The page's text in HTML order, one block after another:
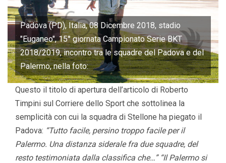
Padova (PD), Italia, 08 Dicembre 2018, stadio
"Euganeo", 15° giornata Campionato Serie BKT
2018/2019, incontro tra le squadre del Padova e del
Palermo, nella foto:
Questo il titolo di apertura dell’articolo di Roberto
Timpini sul Corriere dello Sport che sottolinea la
semplicità con cui la squadra di Stellone ha piegato il
Padova: “Tutto facile, persino troppo facile per il
Palermo. Una distanza siderale fra due squadre, del
resto testimoniata dalla classifica che…” “Il Palermo si